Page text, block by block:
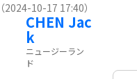
（2024-10-17 17:40）
CHEN Jac
k
ニュージーラン
ド